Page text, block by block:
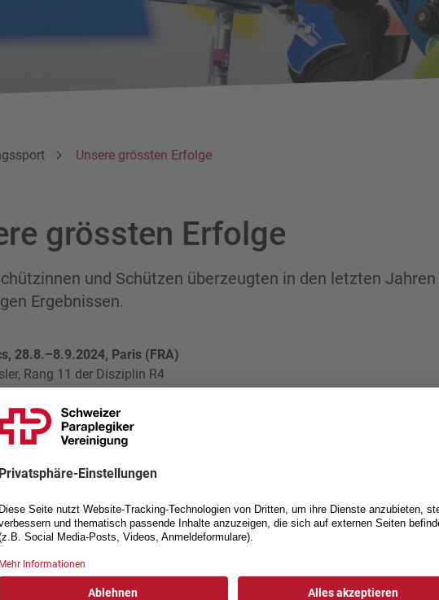
Unsere grössten Erfolge
grössten Erfolge
und Schützen überzeugten in den letzten
Ergebnissen.
28.8.–8.9.2024, Paris (FRA)
Rang 11 der Disziplin R4
Rang 28 der Disziplin R5
Rang 25 der Disziplin R9
Granada (ESP)
12 der Disziplin PT1
Granada (ESP)
Rang 10 der Disziplin R4
Rang 22 der Disziplin R5
Rang 26 der Disziplin R9
Lima (PER)